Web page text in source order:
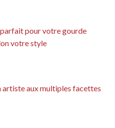
pour votre gourde
votre style
artiste aux multiples facettes